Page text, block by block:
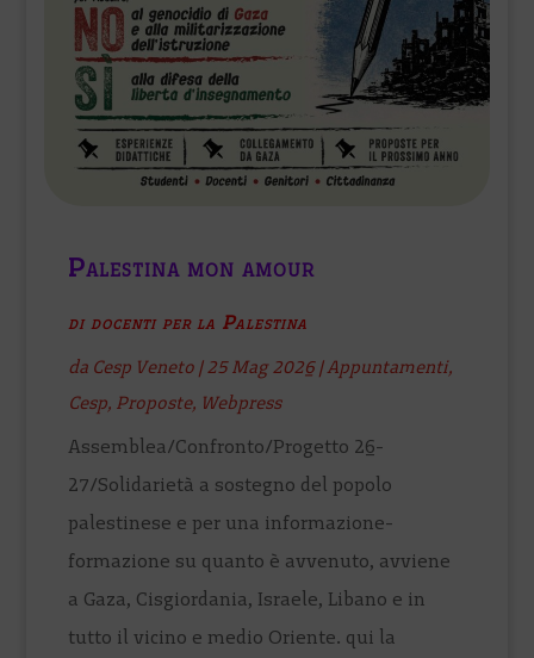
Palestina mon amour
di docenti per la Palestina
da Cesp Veneto |25 Mag 2026|Appuntamenti,
Cesp, Proposte, Webpress
Assemblea/Confronto/Progetto 26-
27/Solidarietà a sostegno del popolo
palestinese e per una informazione-
formazione su quanto è avvenuto, avviene
a Gaza, Cisgiordania, Israele, Libano e in
tutto il vicino e medio Oriente. qui la